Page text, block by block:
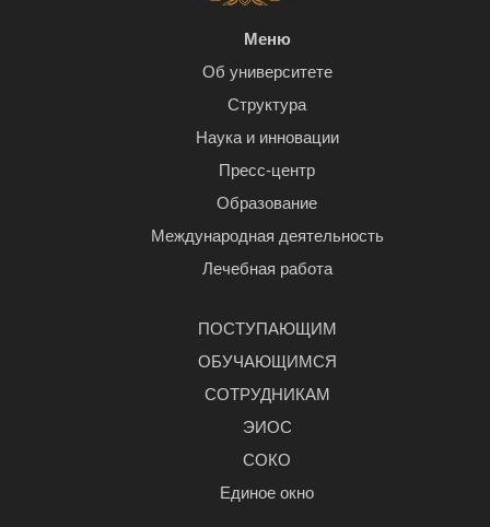
Меню
Об университете
Структура
Наука и инновации
Пресс-центр
Образование
Международная деятельность
Лечебная работа
ПОСТУПАЮЩИМ
ОБУЧАЮЩИМСЯ
СОТРУДНИКАМ
ЭИОС
СОКО
Единое окно